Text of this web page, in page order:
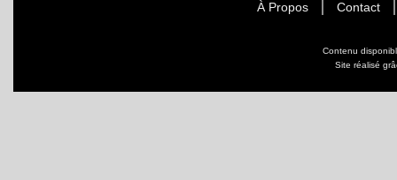
À Propos Contact
Contenu
Site réalisé